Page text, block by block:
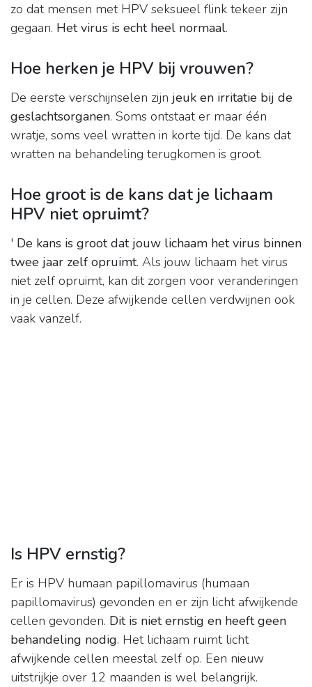
zo dat mensen met HPV seksueel flink tekeer zijn
gegaan. Het virus is echt heel normaal.
Hoe herken je HPV bij vrouwen?
De eerste verschijnselen zijn jeuk en irritatie bij de
geslachtsorganen. Soms ontstaat er maar één
wratje, soms veel wratten in korte tijd. De kans dat
wratten na behandeling terugkomen is groot.
Hoe groot is de kans dat je lichaam
HPV niet opruimt?
' De kans is groot dat jouw lichaam het virus binnen
twee jaar zelf opruimt. Als jouw lichaam het virus
niet zelf opruimt, kan dit zorgen voor veranderingen
in je cellen. Deze afwijkende cellen verdwijnen ook
vaak vanzelf.
Is HPV ernstig?
Er is HPV humaan papillomavirus (humaan
papillomavirus) gevonden en er zijn licht afwijkende
cellen gevonden. Dit is niet ernstig en heeft geen
behandeling nodig. Het lichaam ruimt licht
afwijkende cellen meestal zelf op. Een nieuw
uitstrijkje over 12 maanden is wel belangrijk.